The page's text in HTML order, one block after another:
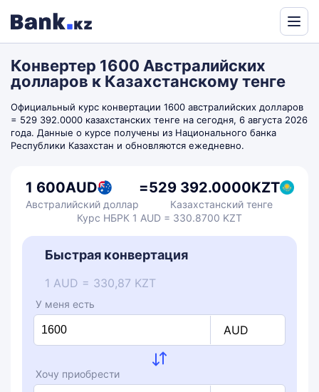
by
Translate
Конвертер 1600 Австралийских
долларов к Казахстанскому тенге
Официальный курс конвертации 1600 австралийских долларов
= 529 392.0000 казахстанских тенге на сегодня, 6 августа 2026
года. Данные о курсе получены из Национального банка
Республики Казахстан и обновляются ежедневно.
1 600AUD
Австралийский доллар
=529 392.0000KZT
Казахстанский тенге
Курс НБРК 1 AUD = 330.8700 KZT
Быстрая конвертация
1 AUD = 330,87 KZT
У меня есть
AUD
Хочу приобрести